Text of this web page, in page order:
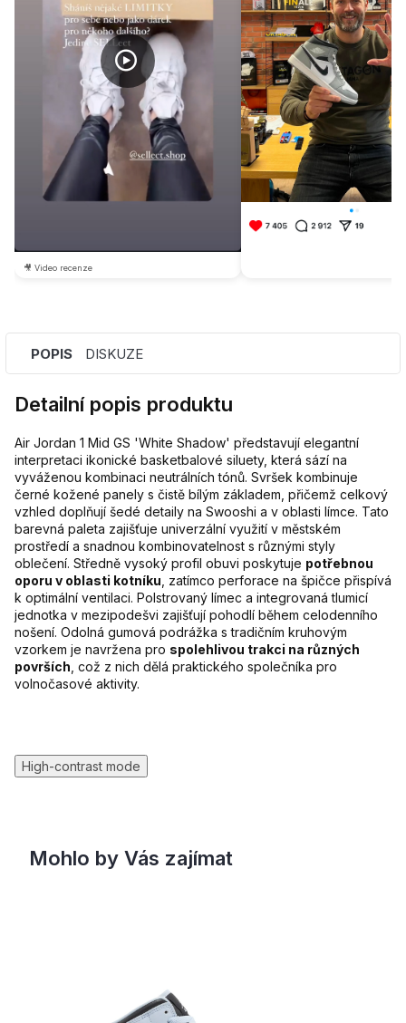
🎥 Video recenze
POPIS DISKUZE
Detailní popis produktu
Air Jordan 1 Mid GS 'White Shadow' představují elegantní
interpretaci ikonické basketbalové siluety, která sází na
vyváženou kombinaci neutrálních tónů. Svršek kombinuje
černé kožené panely s čistě bílým základem, přičemž celkový
vzhled doplňují šedé detaily na Swooshi a v oblasti límce. Tato
barevná paleta zajišťuje univerzální využití v městském
prostředí a snadnou kombinovatelnost s různými styly
oblečení. Středně vysoký profil obuvi poskytuje potřebnou
oporu v oblasti kotníku , zatímco perforace na špičce přispívá
k optimální ventilaci. Polstrovaný límec a integrovaná tlumicí
jednotka v mezipodešvi zajišťují pohodlí během celodenního
nošení. Odolná gumová podrážka s tradičním kruhovým
vzorkem je navržena pro spolehlivou trakci na různých
površích , což z nich dělá praktického společníka pro
volnočasové aktivity.
High-contrast mode